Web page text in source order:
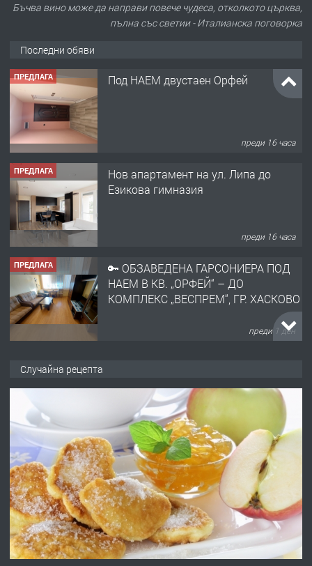
Бъчва вино може да направи повече чудеса, отколкото църква,
пълна със светии - Италианска поговорка
Последни обяви
ПРЕДЛАГА Под НАЕМ двустаен Орфей
преди 16 часа
ПРЕДЛАГА
Нов апартамент на ул. Липа до
Езикова гимназия
преди 16 часа
ПРЕДЛАГА
🔑 ОБЗАВЕДЕНА ГАРСОНИЕРА ПОД
НАЕМ В КВ. „ОРФЕЙ“ – ДО
КОМПЛЕКС „ВЕСПРЕМ“, ГР. ХАСКОВО
преди 1 ден
АПАРТАМЕНТ В ЦЕНТЪРА НА ГР.
ХАСКОВО
преди 2 дни
ПРЕДЛАГА Давам гараж под наем
преди 2 дни
ПРЕДЛАГА
№4120 Магазин/Офис под наем в кв.
Случайна рецепта